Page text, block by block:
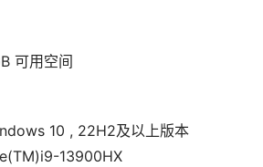
可用空间
10 , 22H2及以上版本
13900HX